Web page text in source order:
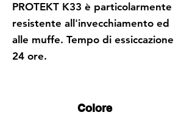
PROTEKT K33 è particolarmente
resistente all'invecchiamento ed
alle muffe. Tempo di essiccazione
24 ore.
Colore